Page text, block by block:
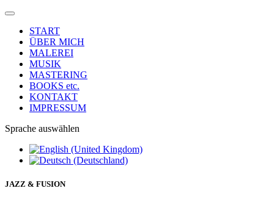
START
ÜBER MICH
MALEREI
MUSIK
MASTERING
BOOKS etc.
KONTAKT
IMPRESSUM
Sprache auswählen
JAZZ & FUSION